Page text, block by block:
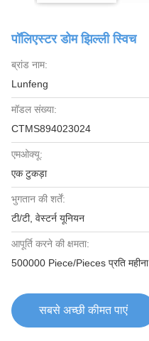
पॉलिएस्टर डोम झिल्ली स्विच
ब्रांड नाम:
Lunfeng
मॉडल संख्या:
CTMS894023024
एमओक्यू:
एक टुकड़ा
भुगतान की शर्तें:
टी/टी, वेस्टर्न यूनियन
आपूर्ति करने की क्षमता:
500000 Piece/Pieces प्रति महीना
सबसे अच्छी कीमत पाएं